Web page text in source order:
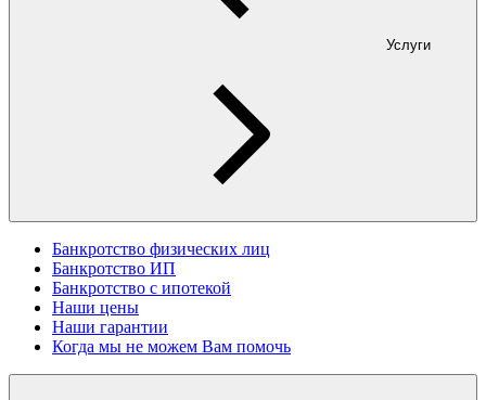
Услуги
Банкротство физических лиц
Банкротство ИП
Банкротство с ипотекой
Наши цены
Наши гарантии
Когда мы не можем Вам помочь